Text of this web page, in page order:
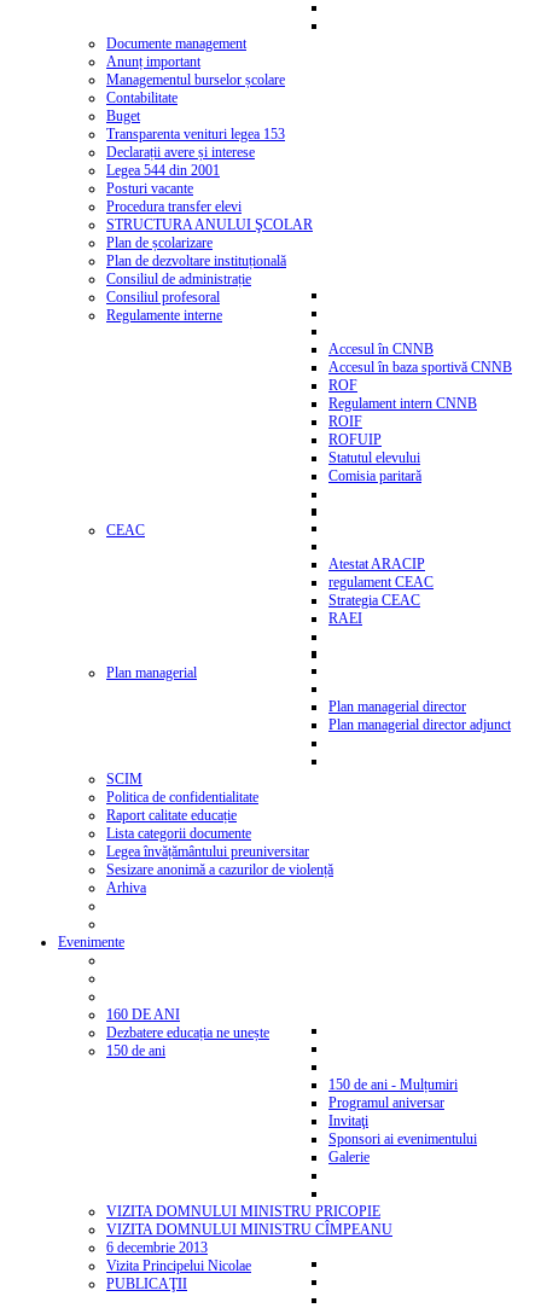
Documente management
Anunț important
Managementul burselor școlare
Contabilitate
Buget
Transparenta venituri legea 153
Declarații avere și interese
Legea 544 din 2001
Posturi vacante
Procedura transfer elevi
STRUCTURA ANULUI ŞCOLAR
Plan de școlarizare
Plan de dezvoltare instituțională
Consiliul de administrație
Consiliul profesoral
Regulamente interne
Accesul în CNNB
Accesul în baza sportivă CNNB
ROF
Regulament intern CNNB
ROIF
ROFUIP
Statutul elevului
Comisia paritară
CEAC
Atestat ARACIP
regulament CEAC
Strategia CEAC
RAEI
Plan managerial
Plan managerial director
Plan managerial director adjunct
SCIM
Politica de confidentialitate
Raport calitate educație
Lista categorii documente
Legea învățământului preuniversitar
Sesizare anonimă a cazurilor de violență
Arhiva
Evenimente
160 DE ANI
Dezbatere educația ne unește
150 de ani
150 de ani - Mulțumiri
Programul aniversar
Invitaţi
Sponsori ai evenimentului
Galerie
VIZITA DOMNULUI MINISTRU PRICOPIE
VIZITA DOMNULUI MINISTRU CÎMPEANU
6 decembrie 2013
Vizita Principelui Nicolae
PUBLICAŢII